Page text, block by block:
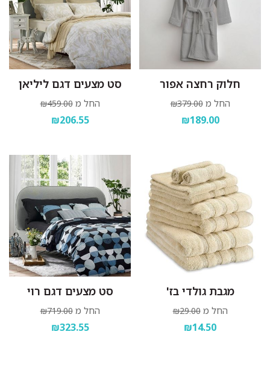
חלוק רחצה אפור
החל מ ₪379.00
₪189.00
סט מצעים דגם ליליאן
החל מ ₪459.00
₪206.55
מגבת גולדי בז'
החל מ ₪29.00
₪14.50
סט מצעים דגם רוי
החל מ ₪719.00
₪323.55